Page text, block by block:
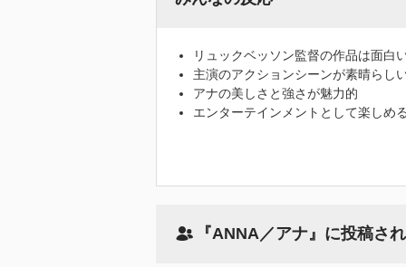
リュックベッソン監督の作品は面白
主演のアクションシーンが素晴らし
アナの美しさと強さが魅力的
エンターテインメントとして楽しめ
『ANNA／アナ』に投稿さ